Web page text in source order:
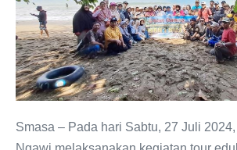
Keluarga
Besar
SMAN
1
Ngawi
Adakan
Wisata
Smasa – Pada hari Sabtu, 27 Juli